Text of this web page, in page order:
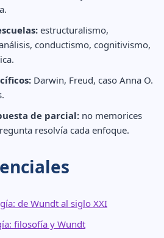
estructuralismo,
conductismo, cognitivismo,
Darwin, Freud, caso Anna O.
de parcial: no memorices
resolvía cada enfoque.
de Wundt al siglo XXI
filosofía y Wundt